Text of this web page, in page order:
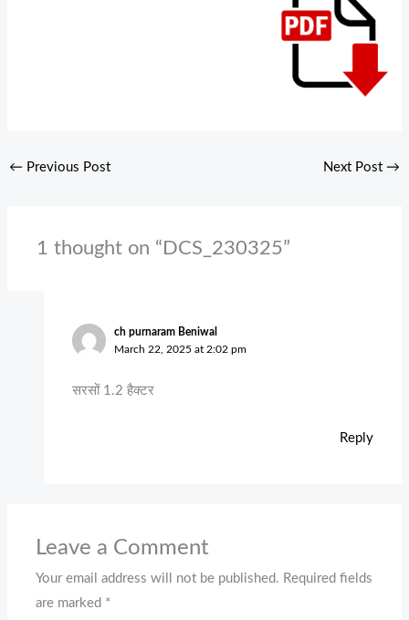
← Previous Post Next Post →
1 thought on “DCS_230325”
ch purnaram Beniwal
March 22, 2025 at 2:02 pm
सरसों 1.2 हैक्टर
Reply
Leave a Comment
Your email address will not be published. Required fields
are marked *